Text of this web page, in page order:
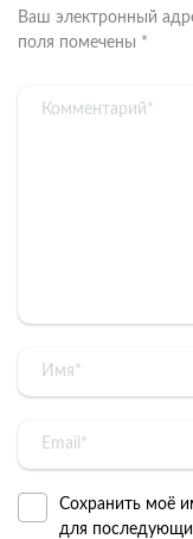
Ваш электронный
поля помечены *
Сохранить моё
для